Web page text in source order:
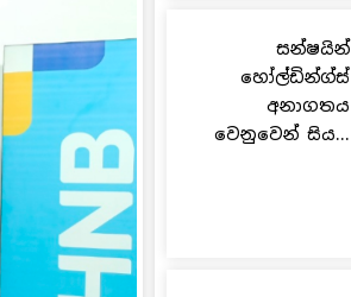
සන්ෂයින්
හෝල්ඩින්ග්ස්
අනාගතය
වෙනුවෙන් සිය...